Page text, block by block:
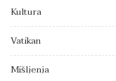
Kultura
Vatikan
Mišljenja